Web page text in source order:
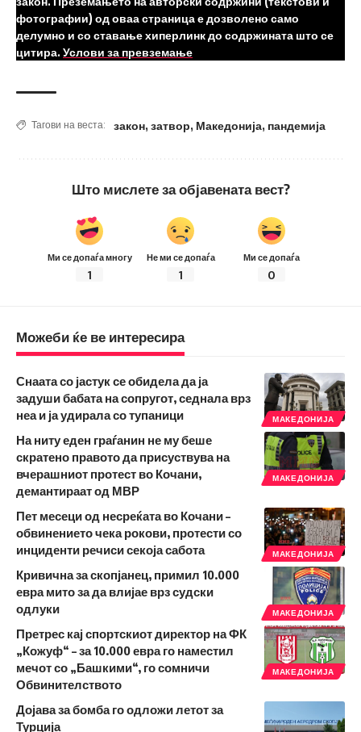
фотографии) од оваа страница е дозволено само
делумно и со ставање хиперлинк до содржината што се
цитира. Услови за превземање
Тагови на веста: закон, затвор, Македонија, пандемија
Што мислете за објавената вест?
Ми се допаѓа многу
1
Не ми се допаѓа
1
Ми се допаѓа
0
Можеби ќе ве интересира
МАКЕДОНИЈА
Снаата со јастук се обидела да ја
задуши бабата на сопругот, седнала врз
неа и ја удирала со тупаници
МАКЕДОНИЈА
На ниту еден граѓанин не му беше
скратено правото да присуствува на
вчерашниот протест во Кочани,
демантираат од МВР
МАКЕДОНИЈА
Пет месеци од несреќата во Кочани –
обвинението чека рокови, протести со
инциденти речиси секоја сабота
МАКЕДОНИЈА
Кривична за скопјанец, примил 10.000
евра мито за да влијае врз судски
одлуки
МАКЕДОНИЈА
Претрес кај спортскиот директор на ФК
„Кожуф“ – за 10.000 евра го наместил
мечот со „Башкими“, го сомничи
Обвинителството
Дојава за бомба го одложи летот за
Турција